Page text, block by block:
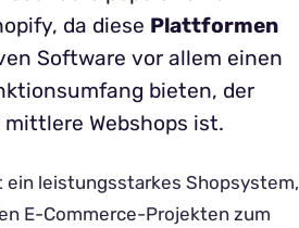
da diese Plattformen
Software vor allem einen
bieten, der
Webshops ist.
ein leistungsstarkes Shopsystem,
E-Commerce-Projekten zum